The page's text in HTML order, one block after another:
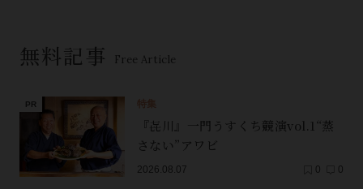
無料記事 Free Article
特集
『㐂川』一門うすくち競演vol.1“蒸
さない”アワビ
2026.08.07 0 0